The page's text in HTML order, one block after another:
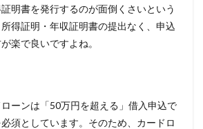
明書を発行するのが面倒くさいという
得証明・年収証明書の提出なく、申込
楽で良いですよね。
ーンは「50万円を超える」借入申込で
須としています。そのため、カードロ